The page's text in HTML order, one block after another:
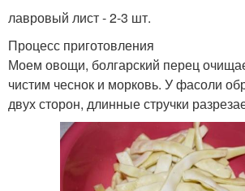
лавровый лист - 2-3 шт.
Процесс приготовления
Моем овощи, болгарский перец
чистим чеснок и морковь. У фасоли
двух сторон, длинные стручки